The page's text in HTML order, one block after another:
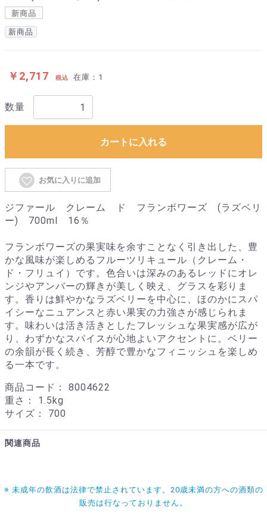
新商品
新商品
￥2,717 税込 在庫：1
数量
カートに入れる
お気に入りに追加
ジファール クレーム ド フランボワーズ (ラズベリ
ー) 700ml 16％
フランボワーズの果実味を余すことなく引き出した、豊
かな風味が楽しめるフルーツリキュール（クレーム・
ド・フリュイ）です。色合いは深みのあるレッドにオレ
ンジやアンバーの輝きが美しく映え、グラスを彩りま
す。香りは鮮やかなラズベリーを中心に、ほのかにスパ
イシーなニュアンスと赤い果実の力強さが感じられま
す。味わいは活き活きとしたフレッシュな果実感が広が
り、わずかなスパイスが心地よいアクセントに。ベリー
の余韻が長く続き、芳醇で豊かなフィニッシュを楽しめ
る一本です。
商品コード： 8004622
重さ： 1.5kg
サイズ： 700
関連商品
※ 未成年の飲酒は法律で禁止されています。20歳未満の方への酒類の
販売は行なっておりません。